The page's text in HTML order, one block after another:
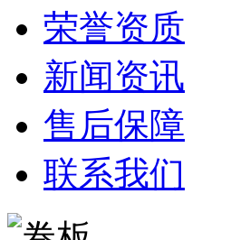
荣誉资质
新闻资讯
售后保障
联系我们